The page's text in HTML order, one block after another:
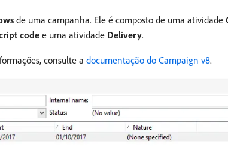
de uma campanha. Ele é composto de uma atividade
code e uma atividade Delivery.
consulte a documentação do Campaign v8.